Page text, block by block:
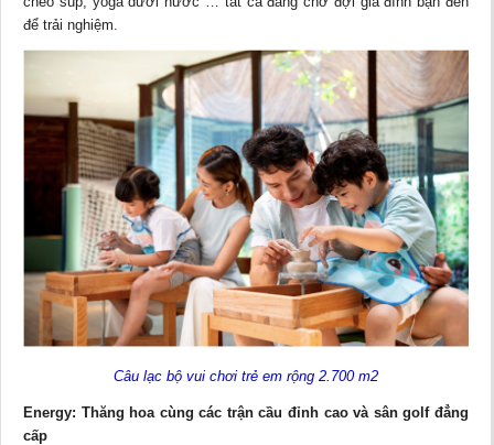
để trải nghiệm.
Câu lạc bộ vui chơi trẻ em rộng 2.700 m2
Energy: Thăng hoa cùng các trận cầu đỉnh cao và sân golf đẳng
cấp